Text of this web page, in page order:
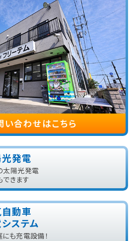
い合わせはこちら
発電
太陽光発電
できます
動車
ステム
にも充電設備！